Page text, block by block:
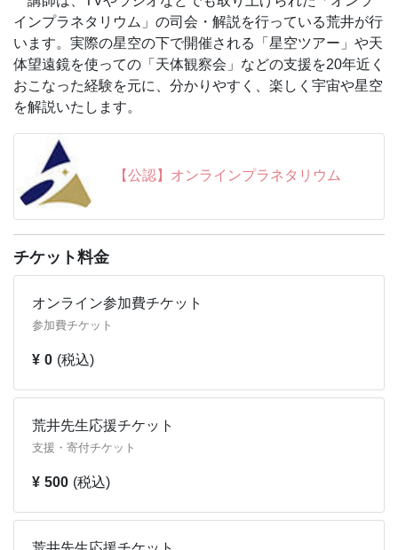
宇宙と人を繋いで感動を届けたいと思い「株式会社アスト
ロコネクト」を起業。
【メディア出演】
TBSラジオ「こどもでんわそうだんしつ」/テレビ東京
「秒でNEWS180」
【受賞履歴】
2020年 / 2021年 子育て・キッズ部門優秀講座賞 受賞
【主催：ストリートアカデミー】
2021年 スクール賞グランプリ、2022年 先生部門準グラ
ンプリ、2023年 人気授業賞＆先生賞 入賞【主催：キッ
ズウィークエンド】
★☆★☆★☆★☆★☆★☆★☆★☆★☆★☆★☆★☆★☆★☆★
☆★☆★☆★☆★☆★☆★☆★☆★☆★☆★☆★☆
てくれる解説員が登場する「オンラインプラネタリウム」
は、下記YouTube公式チャンネルにて、毎週金曜よる９時
から無料ライブ配信中です！（アーカイブ動画も無料でご
視聴できます）
皆さんのご視聴、チャンネル登録をお待ちしております！
★☆★☆★☆★☆★☆★☆★☆★☆★☆★☆★☆★☆★☆★☆★
☆★☆★☆★☆★☆★☆★☆★☆★☆★☆★☆★☆
てくれる解説員が登場する「オンラインプラネタリウム」
は、
下記YouTube公式チャンネルにて、毎週金曜よる９時から
無料ライブ配信中です！（アーカイブ動画も無料でご視聴
できます）
https://www.youtube.com/@onlineplane
皆さんのご視聴、チャンネル登録をお待ちしております！
★☆★☆★☆★☆★☆★☆★☆★☆★☆★☆★☆★☆★☆★☆★
☆★☆★☆★☆★☆★☆★☆★☆★☆★☆★☆★☆
インプラネタリウム」の司会・解説を行っている荒井が行
います。実際の星空の下で開催される「星空ツアー」や天
体望遠鏡を使っての「天体観察会」などの支援を20年近く
おこなった経験を元に、分かりやすく、楽しく宇宙や星空
を解説いたします。
【公認】オンラインプラネタリウム
チケット料金
オンライン参加費チケット
参加費チケット
¥ 0 (税込)
荒井先生応援チケット
支援・寄付チケット
¥ 500 (税込)